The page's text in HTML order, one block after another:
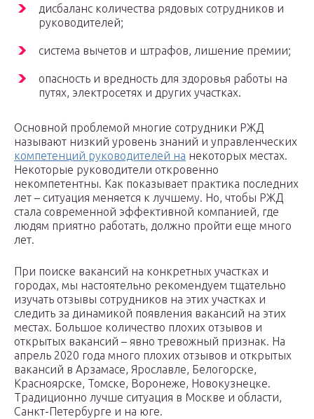
дисбаланс количества рядовых сотрудников и
руководителей;
система вычетов и штрафов, лишение премии;
опасность и вредность для здоровья работы на
путях, электросетях и других участках.
Основной проблемой многие сотрудники РЖД
называют низкий уровень знаний и управленческих
компетенций руководителей на некоторых местах.
Некоторые руководители откровенно
некомпетентны. Как показывает практика последних
лет – ситуация меняется к лучшему. Но, чтобы РЖД
стала современной эффективной компанией, где
людям приятно работать, должно пройти еще много
лет.
При поиске вакансий на конкретных участках и
городах, мы настоятельно рекомендуем тщательно
изучать отзывы сотрудников на этих участках и
следить за динамикой появления вакансий на этих
местах. Большое количество плохих отзывов и
открытых вакансий – явно тревожный признак. На
апрель 2020 года много плохих отзывов и открытых
вакансий в Арзамасе, Ярославле, Белогорске,
Красноярске, Томске, Воронеже, Новокузнецке.
Традиционно лучше ситуация в Москве и области,
Санкт-Петербурге и на юге.